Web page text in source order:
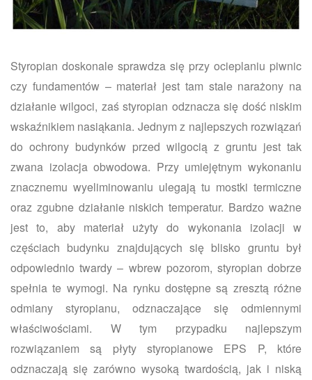
Styropian doskonale sprawdza się przy ocieplaniu piwnic
czy fundamentów – materiał jest tam stale narażony na
działanie wilgoci, zaś styropian odznacza się dość niskim
wskaźnikiem nasiąkania. Jednym z najlepszych rozwiązań
do ochrony budynków przed wilgocią z gruntu jest tak
zwana izolacja obwodowa. Przy umiejętnym wykonaniu
znacznemu wyeliminowaniu ulegają tu mostki termiczne
oraz zgubne działanie niskich temperatur. Bardzo ważne
jest to, aby materiał użyty do wykonania izolacji w
częściach budynku znajdujących się blisko gruntu był
odpowiednio twardy – wbrew pozorom, styropian dobrze
spełnia te wymogi. Na rynku dostępne są zresztą różne
odmiany styropianu, odznaczające się odmiennymi
właściwościami. W tym przypadku najlepszym
rozwiązaniem są płyty styropianowe EPS P, które
odznaczają się zarówno wysoką twardością, jak i niską